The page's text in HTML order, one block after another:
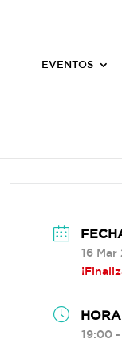
EVENTOS
16 Mar
HORA
19:00